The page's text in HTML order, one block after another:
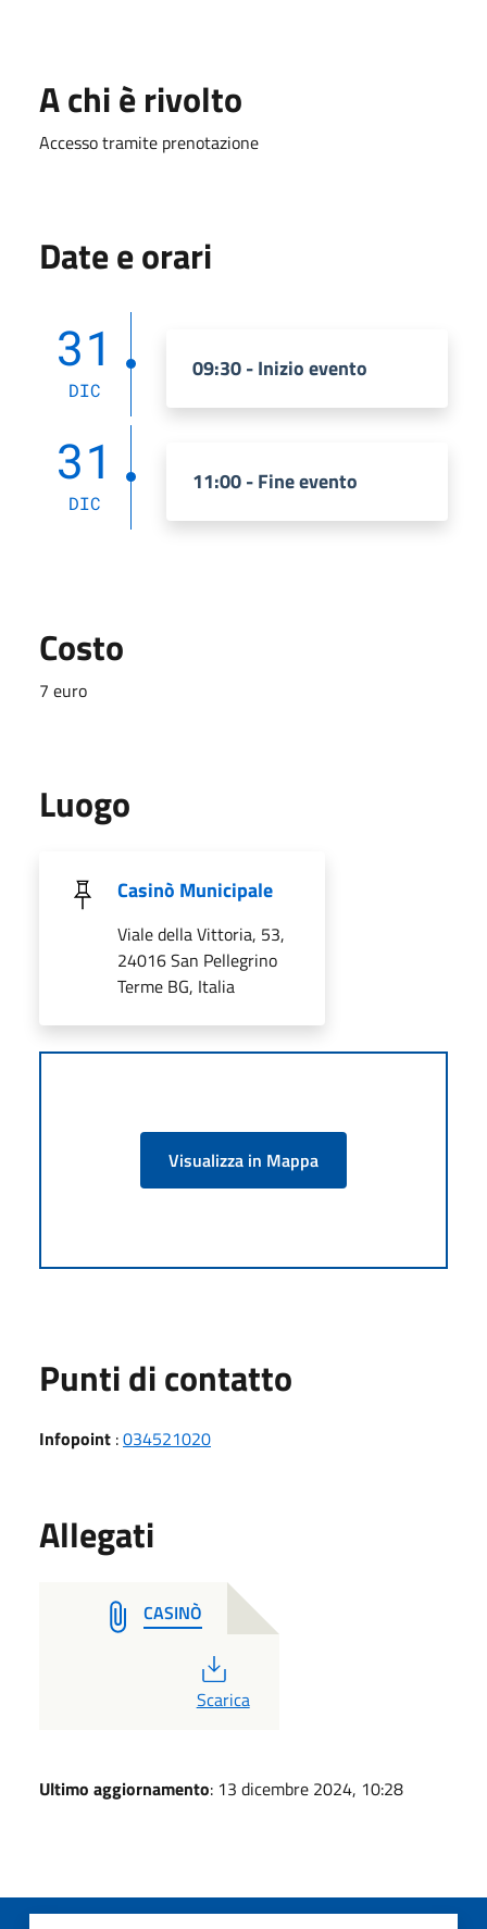
A chi è rivolto
Accesso tramite prenotazione
Date e orari
31
DIC
09:30 - Inizio evento
31
DIC
11:00 - Fine evento
Costo
7 euro
Luogo
Casinò Municipale
Viale della Vittoria, 53,
24016 San Pellegrino
Terme BG, Italia
Visualizza in Mappa
Punti di contatto
Infopoint :034521020
Allegati
CASINÒ
PDF
Scarica
Ultimo aggiornamento: 13 dicembre 2024, 10:28